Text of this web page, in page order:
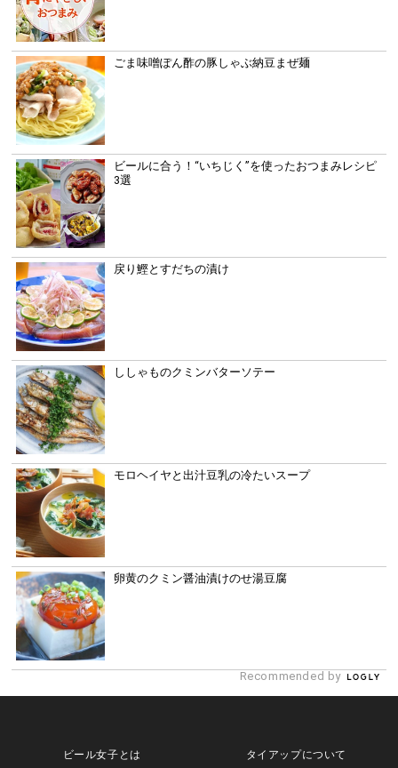
ごま味噌ぽん酢の豚しゃぶ納豆まぜ麺
ビールに合う！“いちじく”を使ったおつまみレシピ
3選
戻り鰹とすだちの漬け
ししゃものクミンバターソテー
モロヘイヤと出汁豆乳の冷たいスープ
卵黄のクミン醤油漬けのせ湯豆腐
Recommended by
ビール女子とは タイアップについて